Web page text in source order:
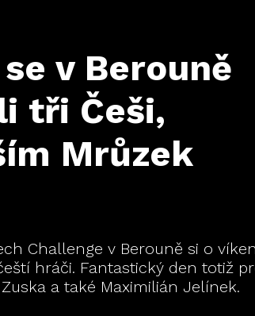
v Berouně
tři Češi,
Mrůzek
Challenge v Berouně si o
hráči. Fantastický den totiž
a také Maximilián Jelínek.